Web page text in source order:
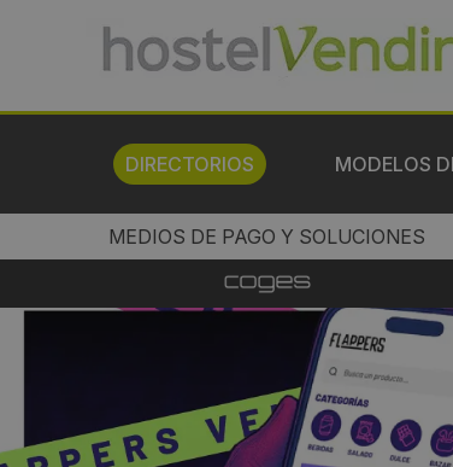
DIRECTORIOS MODELOS
MEDIOS DE PAGO Y SOLUCIONES